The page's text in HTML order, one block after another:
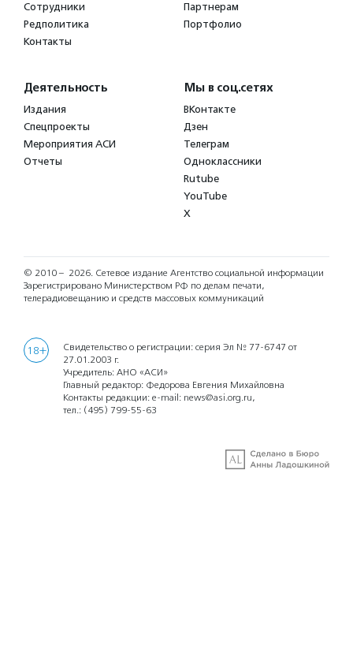
Сотрудники
Редполитика
Контакты
Партнерам
Портфолио
Деятельность
Издания
Спецпроекты
Мероприятия АСИ
Отчеты
Мы в соц.сетях
ВКонтакте
Дзен
Телеграм
Одноклассники
Rutube
YouTube
X
© 2010 – 2026. Сетевое издание Агентство социальной информации
Зарегистрировано Министерством РФ по делам печати,
телерадиовещанию и средств массовых коммуникаций
18+
Свидетельство о регистрации: серия Эл № 77-6747 от
27.01.2003 г.
Учредитель: АНО «АСИ»
Главный редактор: Федорова Евгения Михайловна
Контакты редакции: e-mail: news@asi.org.ru,
тел.: (495) 799-55-63